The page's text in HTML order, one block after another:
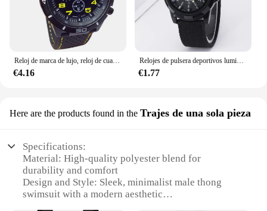
€4.16
Relojes de pulsera deportivos luminosos resistentes a los golpes para hombre, reloj verde para hombre, banda de nailon Simple, relojes de pulsera de cuarzo para hombre, reloj Masculino
€1.77
Here are the products found in the Trajes de una sola pieza
Specifications:
Material: High-quality polyester blend for
durability and comfort
Design and Style: Sleek, minimalist male thong
swimsuit with a modern aesthetic